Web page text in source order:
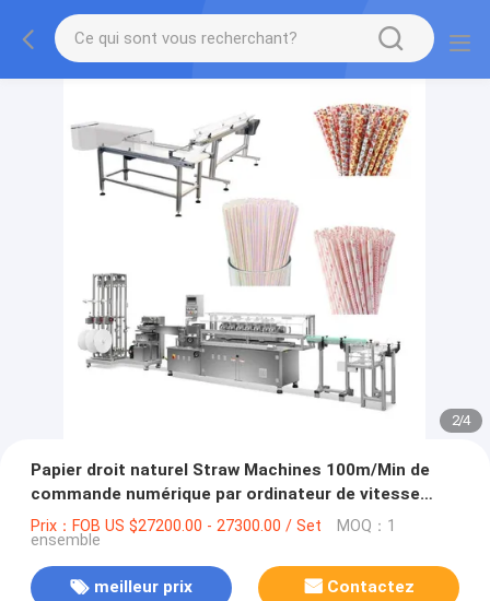
2/4
Papier droit naturel Straw Machines 100m/Min de
commande numérique par ordinateur de vitesse
rapide
Prix：FOB US $27200.00 - 27300.00 / Set MOQ：1
ensemble
meilleur prix Contactez